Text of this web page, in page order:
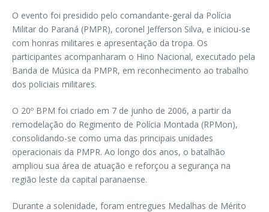
O evento foi presidido pelo comandante-geral da Polícia
Militar do Paraná (PMPR), coronel Jefferson Silva, e iniciou-se
com honras militares e apresentação da tropa. Os
participantes acompanharam o Hino Nacional, executado pela
Banda de Música da PMPR, em reconhecimento ao trabalho
dos policiais militares.
O 20º BPM foi criado em 7 de junho de 2006, a partir da
remodelação do Regimento de Polícia Montada (RPMon),
consolidando-se como uma das principais unidades
operacionais da PMPR. Ao longo dos anos, o batalhão
ampliou sua área de atuação e reforçou a segurança na
região leste da capital paranaense.
Durante a solenidade, foram entregues Medalhas de Mérito